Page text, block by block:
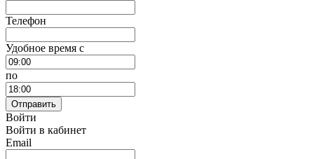
Телефон
Удобное время c
по
Отправить
Войти
Войти в кабинет
Email